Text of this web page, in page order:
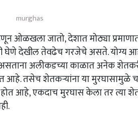
murghas
ओळखला जातो, देशात मोठ्या
घेणे देखील तेवढेच गरजेचे असते. योग्य
असताना अलीकडच्या काळात अनेक
आहे. तसेच शेतकऱ्यांना या
आहे, एकदाच मुरघास केला तर त्या